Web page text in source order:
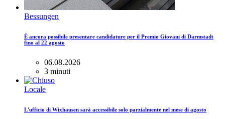
Bessungen
È ancora possibile presentare candidature per il Premio Giovani di Darmstadt
fino al 22 agosto
06.08.2026
3 minuti
Locale
L'ufficio di Wixhausen sarà accessibile solo parzialmente nel mese di agosto